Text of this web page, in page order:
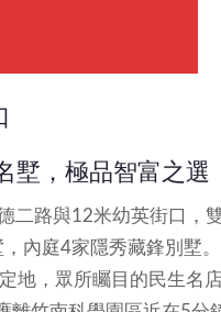
墅，極品智富之選
二路與12米幼英街口，
內庭4家隱秀藏鋒別墅
地，眾所矚目的民生名